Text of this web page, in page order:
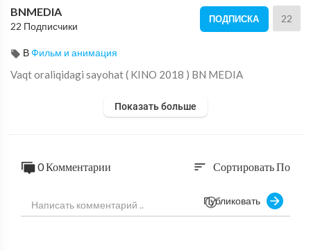
BNMEDIA
22 Подписчики
ПОДПИСКА 22
ВФильм и анимация
Vaqt oraliqidagi sayohat ( KINO 2018 ) BN MEDIA
Показать больше
0 Комментарии sort Сортировать По
Публиковать